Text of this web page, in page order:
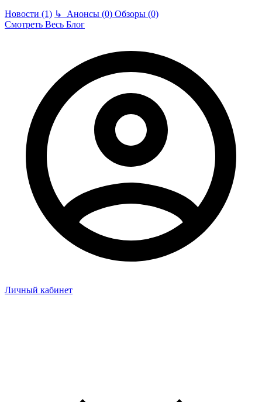
Новости (1) ↳ Анонсы (0) Обзоры (0)
Смотреть Весь Блог
Личный кабинет